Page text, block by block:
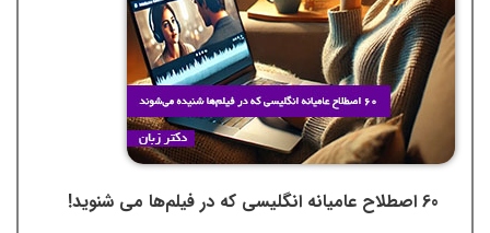
60 اصطلاح عامیانه انگلیسی که در فیلم‌ها می شنوید!